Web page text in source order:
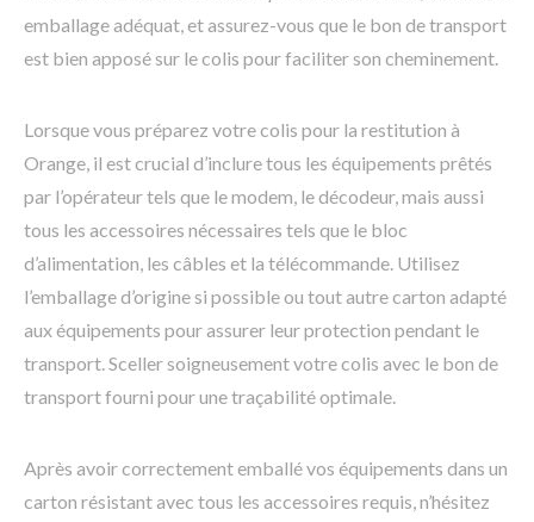
emballage adéquat, et assurez-vous que le bon de transport
est bien apposé sur le colis pour faciliter son cheminement.
Lorsque vous préparez votre colis pour la restitution à
Orange, il est crucial d’inclure tous les équipements prêtés
par l’opérateur tels que le modem, le décodeur, mais aussi
tous les accessoires nécessaires tels que le bloc
d’alimentation, les câbles et la télécommande. Utilisez
l’emballage d’origine si possible ou tout autre carton adapté
aux équipements pour assurer leur protection pendant le
transport. Sceller soigneusement votre colis avec le bon de
transport fourni pour une traçabilité optimale.
Après avoir correctement emballé vos équipements dans un
carton résistant avec tous les accessoires requis, n’hésitez